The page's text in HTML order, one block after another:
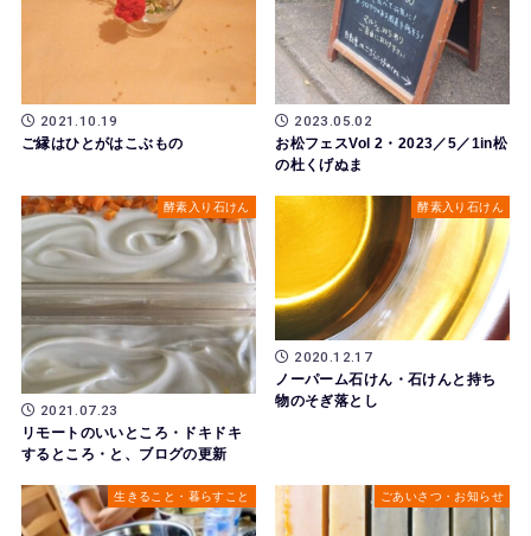
2021.10.19
ご縁はひとがはこぶもの
2023.05.02
お松フェスVol 2・2023／5／1in松
の杜くげぬま
酵素入り石けん
2021.07.23
リモートのいいところ・ドキドキ
するところ・と、ブログの更新
酵素入り石けん
2020.12.17
ノーパーム石けん・石けんと持ち
物のそぎ落とし
生きること・暮らすこと ごあいさつ・お知らせ